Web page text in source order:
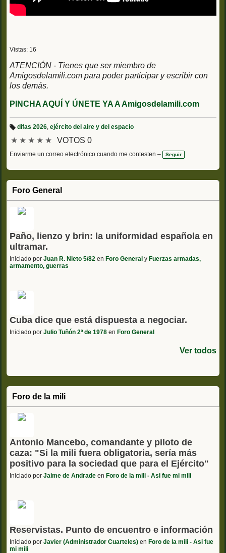
Vistas: 16
ATENCIÓN - Tienes que ser miembro de
Amigosdelamili.com para poder participar y escribir con
los demás.
PINCHA AQUÍ Y ÚNETE YA A Amigosdelamili.com
iq
et
a
difas 2026 ejército del aire y del espacio
★ ★ ★ ★ ★ VOTOS 0
Enviarme un correo electrónico cuando me contesten – Seguir
Foro General
Paño, lienzo y brin: la uniformidad española en
ultramar.
Iniciado por Juan R. Nieto 5/82 en Foro General y Fuerzas armadas,
armamento, guerras
Cuba dice que está dispuesta a negociar.
Iniciado por Julio Tuñón 2º de 1978 en Foro General
Ver todos
Foro de la mili
Antonio Mancebo, comandante y piloto de
caza: "Si la mili fuera obligatoria, sería más
positivo para la sociedad que para el Ejército"
Iniciado por Jaime de Andrade en Foro de la mili - Asi fue mi mili
Reservistas. Punto de encuentro e información
Iniciado por Javier (Administrador Cuarteles) en Foro de la mili - Asi fue
mi mili